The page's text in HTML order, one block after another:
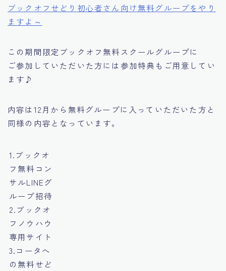
ブックオフせどり初心者さん向け無料グループをやり
ますよ～
この期間限定ブックオフ無料スクールグループに
ご参加していただいた方には参加特典もご用意してい
ます♪
内容は12月から無料グループに入っていただいた方と
同様の内容となっています。
1.ブックオ
フ無料コン
サルLINEグ
ループ招待
2.ブックオ
フノウハウ
専用サイト
3.コータへ
の無料せど